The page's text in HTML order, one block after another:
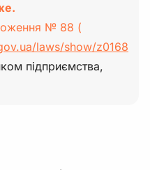
№ 88 (
laws/show/z0168
підприємства,